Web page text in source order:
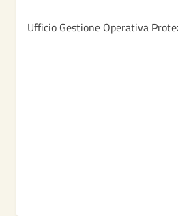
Ufficio Gestione Operativa